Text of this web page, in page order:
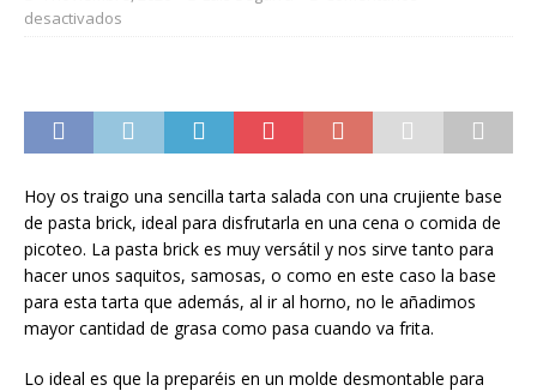
desactivados
Hoy os traigo una sencilla tarta salada con una crujiente base
de pasta brick, ideal para disfrutarla en una cena o comida de
picoteo. La pasta brick es muy versátil y nos sirve tanto para
hacer unos saquitos, samosas, o como en este caso la base
para esta tarta que además, al ir al horno, no le añadimos
mayor cantidad de grasa como pasa cuando va frita.
Lo ideal es que la preparéis en un molde desmontable para